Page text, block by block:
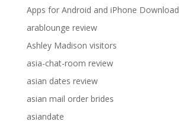
Apps for Android and iPhone Download
arablounge review
Ashley Madison visitors
asia-chat-room review
asian dates review
asian mail order brides
asiandate